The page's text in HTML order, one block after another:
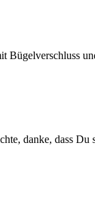
danke, dass